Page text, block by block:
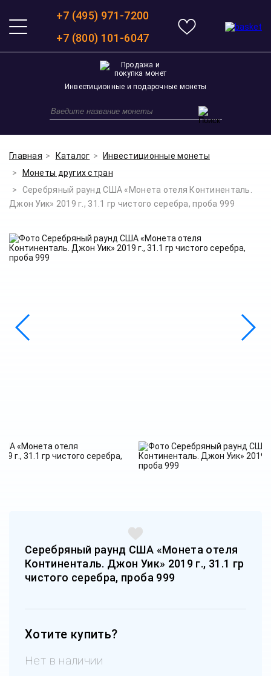
+7 (495) 971-7200
+7 (800) 101-6047
Инвестиционные и подарочные монеты
Главная Каталог
Инвестиционные монеты
Монеты других стран
Серебряный раунд США «Монета отеля Континенталь.
Джон Уик» 2019 г., 31.1 гр чистого серебра, проба 999
Серебряный раунд США «Монета отеля
Континенталь. Джон Уик» 2019 г., 31.1 гр
чистого серебра, проба 999
Хотите купить?
Нет в наличии